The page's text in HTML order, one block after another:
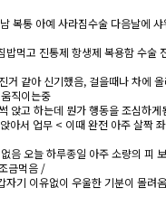
복통 아예 사라짐수술 다음날에
거 같아 신기했음, 걸을때나 차에
직이는중
음 오늘 하루종일 아주 소량의 피
없으나 약먹어야되서 조금먹음 /
자기 이유없이 우울한 기분이 몰려